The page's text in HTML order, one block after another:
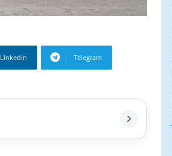
Linkedin Telegram